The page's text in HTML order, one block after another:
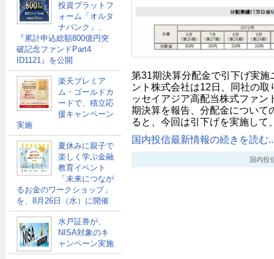
投資プラットフ
ォーム「オルタ
ナバンク」、
『累計申込総額800億円突
破記念ファンドPart4
ID1121』を公開
楽天プレミア
ム・ゴールドカ
ードで、積立応
援キャンペーン
実施
夏休みに親子で
楽しく学ぶ金融
教育イベント
「未来につなが
るお金のワークショップ」
を、8月26日（水）に開催
水戸証券が、
NISA対象のキ
ャンペーン実施
第31期決算分配金で引下げ実
ント株式会社は12日、同社の
ッセイアジア高配当株式ファン
期決算を報告、分配金について
ると、今回は引下げを実施し
国内投信最新情報の続きを読む
国内投